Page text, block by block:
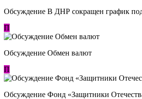
Обсуждение В ДНР сокращен график
П
Обсуждение Обмен валют
П
Обсуждение Фонд «Защитники